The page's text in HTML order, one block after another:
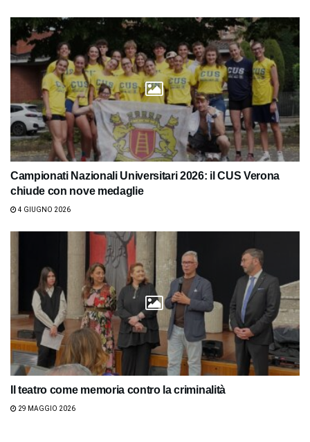
Campionati Nazionali Universitari 2026: il CUS Verona
chiude con nove medaglie
4 GIUGNO 2026
Il teatro come memoria contro la criminalità
29 MAGGIO 2026